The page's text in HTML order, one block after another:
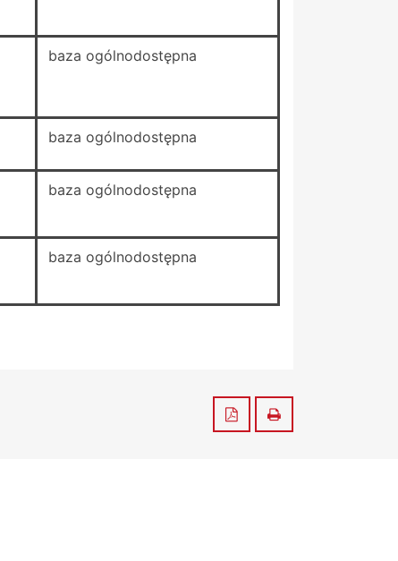
baza ogólnodostępna
baza ogólnodostępna
baza ogólnodostępna
baza ogólnodostępna
Zapisz do PDF
Drukuj